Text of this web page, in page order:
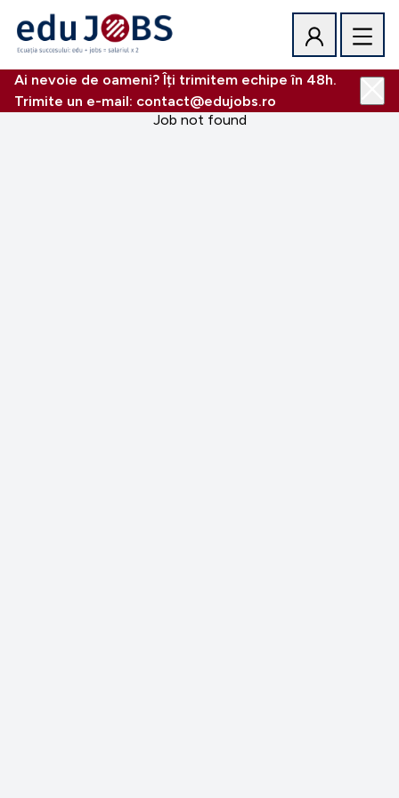
Ai nevoie de oameni? Îți trimitem echipe în 48h.
Trimite un e-mail: contact@edujobs.ro
Job not found